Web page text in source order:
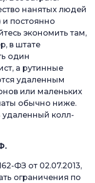
нанятых людей
и постоянно
экономить там,
в штате
один
а рутинные
удаленным
или маленьких
обычно ниже.
колл-
ФЗ от 02.07.2013,
ограничения по